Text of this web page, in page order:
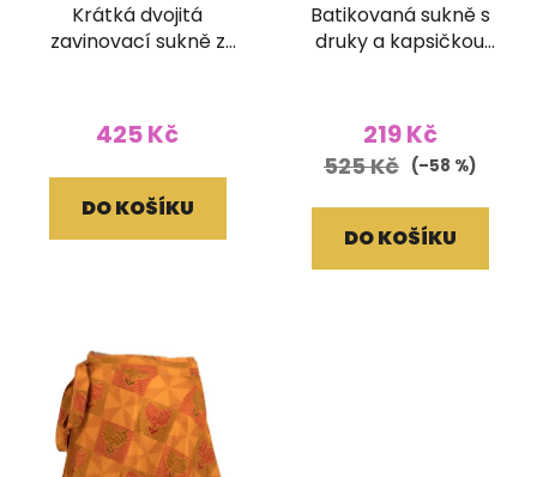
Krátká dvojitá
zavinovací sukně z
425 Kč
DO KOŠÍKU
Batikovaná sukně s
druky a kapsičkou
219 Kč
525 Kč (–58 %)
DO KOŠÍKU